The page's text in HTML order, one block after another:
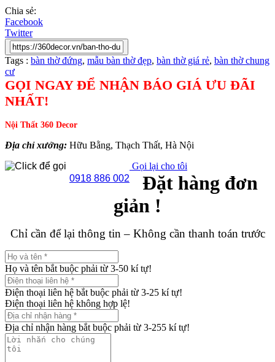
Chia sẻ:
Facebook
Twitter
Tags : bàn thờ đứng, mẫu bàn thờ đẹp, bàn thờ giá rẻ, bàn thờ chung
cư
GỌI NGAY ĐỂ NHẬN BÁO GIÁ ƯU ĐÃI
NHẤT!
Nội Thất 360 Decor
Địa chỉ xưởng: Hữu Bằng, Thạch Thất, Hà Nội
0918 886 002
Gọi lại cho tôi
Đặt hàng đơn
giản !
Chỉ cần để lại thông tin – Không cần thanh toán trước
Họ và tên bắt buộc phải từ 3-50 kí tự!
Điện thoại liên hệ bắt buộc phải từ 3-25 kí tự!
Điện thoại liên hệ không hợp lệ!
Địa chỉ nhận hàng bắt buộc phải từ 3-255 kí tự!